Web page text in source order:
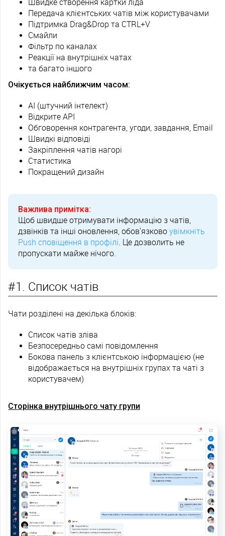
Швидке створення картки ліда
Передача клієнтських чатів між користувачами
Підтримка Drag&Drop та CTRL+V
Смайли
Фільтр по каналах
Реакції на внутрішніх чатах
та багато іншого
Очікується найближчим часом:
AI (штучний інтелект)
Відкрите API
Обговорення контрагента, угоди, завдання, Email
Швидкі відповіді
Закріплення чатів нагорі
Статистика
Покращений дизайн
Важлива примітка:
Щоб швидше отримувати інформацію з чатів,
дзвінків та інші оновлення, обов'язково увімкніть
Push сповіщення в профілі. Це дозволить не
пропускати майже нічого.
#1. Список чатів
Чати розділені на декілька блоків:
Список чатів зліва
Безпосередньо самі повідомлення
Бокова панель з клієнтською інформацією (не
відображається на внутрішніх групах та чаті з
користувачем)
Сторінка внутрішнього чату групи